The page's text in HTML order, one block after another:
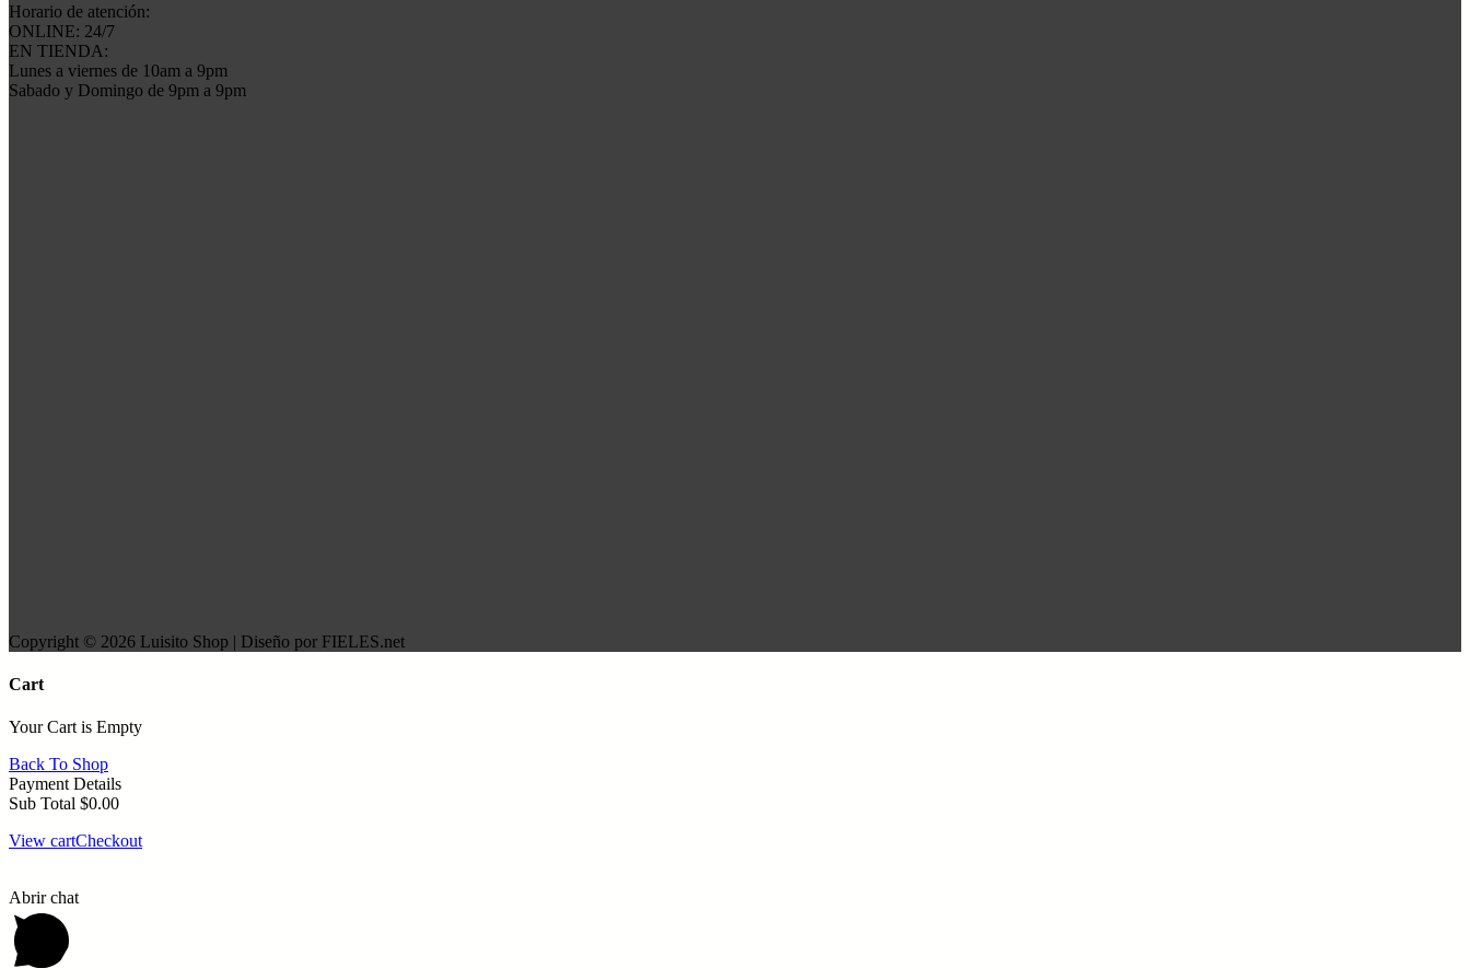
Horario de atención:
ONLINE: 24/7
EN TIENDA:
Lunes a viernes de 10am a 9pm
Sabado y Domingo de 9pm a 9pm
Copyright © 2026 Luisito Shop | Diseño por FIELES.net
Cart
Your Cart is Empty
Back To Shop
Payment Details
Sub Total $0.00
View cartCheckout
Abrir chat